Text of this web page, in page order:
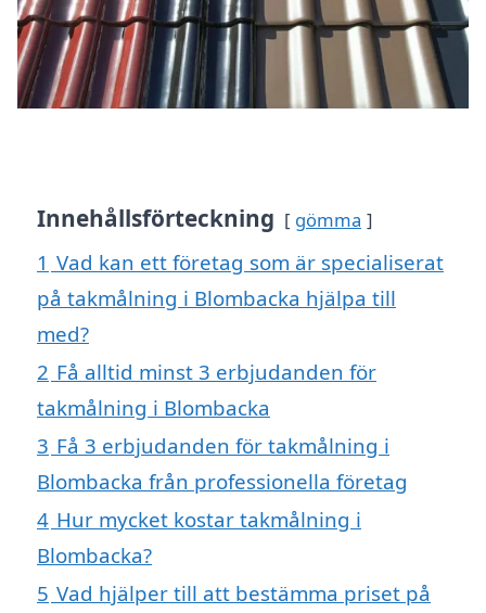
Innehållsförteckning gömma
1 Vad kan ett företag som är specialiserat
på takmålning i Blombacka hjälpa till
med?
2 Få alltid minst 3 erbjudanden för
takmålning i Blombacka
3 Få 3 erbjudanden för takmålning i
Blombacka från professionella företag
4 Hur mycket kostar takmålning i
Blombacka?
5 Vad hjälper till att bestämma priset på